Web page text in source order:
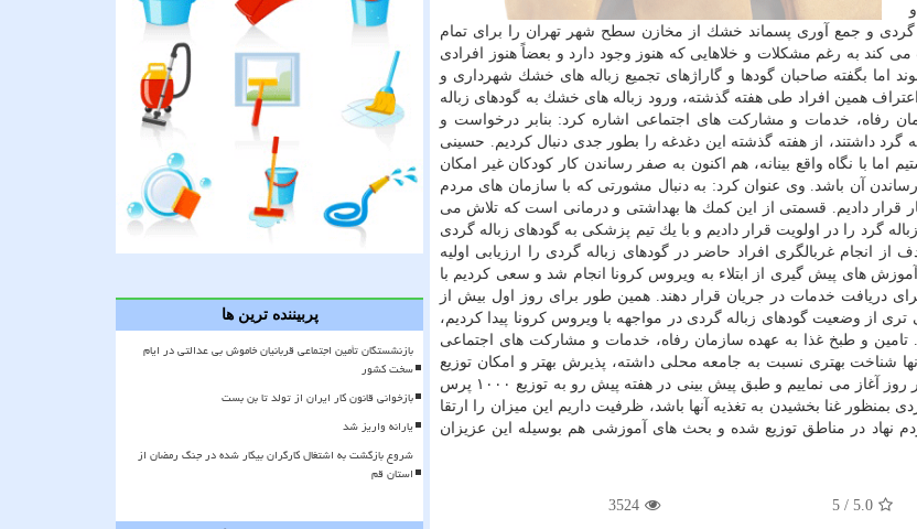
و جمع آوری پسماند خشك از مخازن سطح شهر تهران را برای تمام
كند به رغم مشكلات و خلاهایی كه هنوز وجود دارد و بعضاً هنوز افرادی
بگفته صاحبان گودها و گاراژهای تجمیع زباله های خشك شهرداری و
همین افراد طی هفته گذشته، ورود زباله های خشك به گودهای زباله
خدمات و مشاركت های اجتماعی اشاره كرد: بنابر درخواست و
داشتند، از هفته گذشته این دغدغه را بطور جدی دنبال كردیم. حسینی
با نگاه واقع بینانه، هم اكنون به صفر رساندن كار كودكان غیر امكان
آن باشد. وی عنوان كرد: به دنبال مشورتی كه با سازمان های مردم
قرار دادیم. قسمتی از این كمك ها بهداشتی و درمانی است كه تلاش می
گرد را در اولویت قرار دادیم و با یك تیم پزشكی به گودهای زباله گردی
غربالگری افراد حاضر در گودهای زباله گردی را ارزیابی اولیه
های پیش گیری از ابتلاء به ویروس كرونا انجام شد و سعی كردیم با
دریافت خدمات در جریان قرار دهند. همین طور برای روز اول بیش از
تری از وضعیت گودهای زباله گردی در مواجهه با ویروس كرونا پیدا كردیم،
نماییم. تامین و طبخ غذا به عهده سازمان رفاه، خدمات و مشاركت های اجتماعی
شناخت بهتری نسبت به جامعه محلی داشته، پذیرش بهتر و امكان توزیع
عادلانه تر دارند. وی اشاره كرد: توزیع غذا را با ۲۰۰ پرس غذای گرم در روز آغاز می نماییم و طبق پیش بینی در هفته پیش رو به توزیع ۱۰۰۰ پرس
غنا بخشیدن به تغذیه آنها باشد، ظرفیت داریم این میزان را ارتقا
نهاد در مناطق توزیع شده و بحث های آموزشی هم بوسیله این عزیزان
5.0
/
5
3524
پربیننده ترین ها
بازنشستگان تأمین اجتماعی قربانیان خاموش بی عدالتی در ایام
سخت کشور
بازخوانی قانون کار ایران از تولد تا بن بست
یارانه واریز شد
شروع بازگشت به اشتغال کارگران بیکار شده در جنگ رمضان از
استان قم